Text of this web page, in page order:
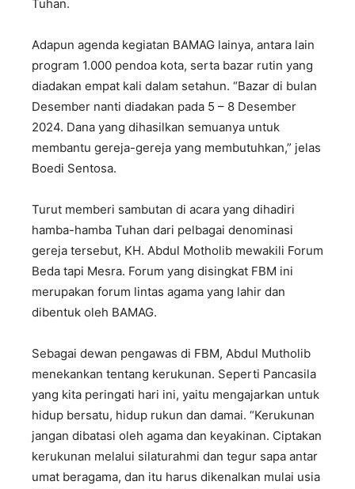
Tuhan.
Adapun agenda kegiatan BAMAG lainya, antara lain
program 1.000 pendoa kota, serta bazar rutin yang
diadakan empat kali dalam setahun. “Bazar di bulan
Desember nanti diadakan pada 5 – 8 Desember
2024. Dana yang dihasilkan semuanya untuk
membantu gereja-gereja yang membutuhkan,” jelas
Boedi Sentosa.
Turut memberi sambutan di acara yang dihadiri
hamba-hamba Tuhan dari pelbagai denominasi
gereja tersebut, KH. Abdul Motholib mewakili Forum
Beda tapi Mesra. Forum yang disingkat FBM ini
merupakan forum lintas agama yang lahir dan
dibentuk oleh BAMAG.
Sebagai dewan pengawas di FBM, Abdul Mutholib
menekankan tentang kerukunan. Seperti Pancasila
yang kita peringati hari ini, yaitu mengajarkan untuk
hidup bersatu, hidup rukun dan damai. “Kerukunan
jangan dibatasi oleh agama dan keyakinan. Ciptakan
kerukunan melalui silaturahmi dan tegur sapa antar
umat beragama, dan itu harus dikenalkan mulai usia